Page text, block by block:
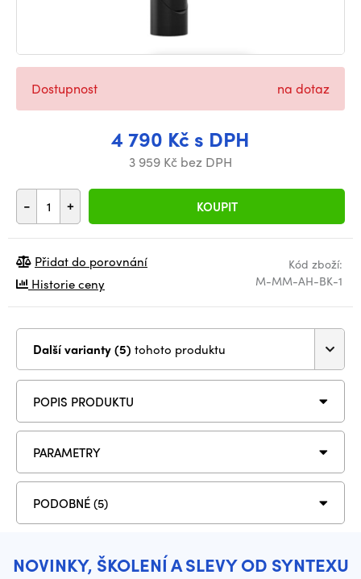
4 790 Kč s DPH
3 959 Kč bez DPH
- + KOUPIT
Dostupnost na dotaz
Kód zboží:
M-MM-AH-BK-1
Přidat do porovnání
Historie ceny
Další varianty (5) tohoto produktu
POPIS PRODUKTU
PARAMETRY
PODOBNÉ (5)
NOVINKY, ŠKOLENÍ A SLEVY OD SYNTEXU